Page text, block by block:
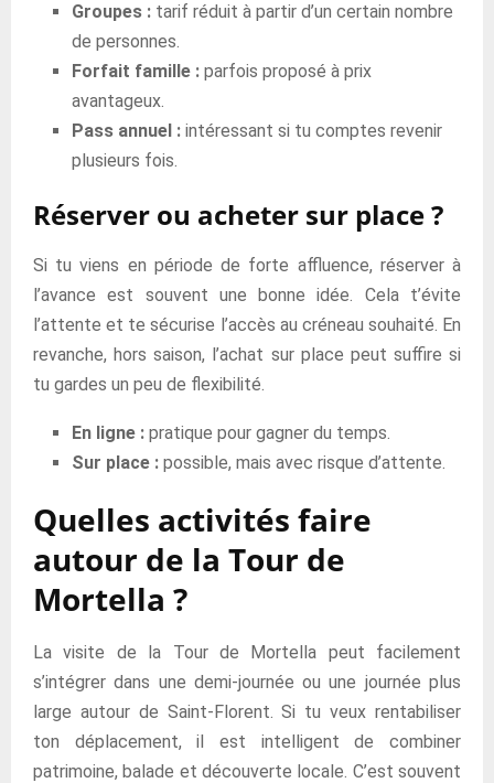
Groupes : tarif réduit à partir d’un certain nombre
de personnes.
Forfait famille : parfois proposé à prix
avantageux.
Pass annuel : intéressant si tu comptes revenir
plusieurs fois.
Réserver ou acheter sur place ?
Si tu viens en période de forte affluence, réserver à
l’avance est souvent une bonne idée. Cela t’évite
l’attente et te sécurise l’accès au créneau souhaité. En
revanche, hors saison, l’achat sur place peut suffire si
tu gardes un peu de flexibilité.
En ligne : pratique pour gagner du temps.
Sur place : possible, mais avec risque d’attente.
Quelles activités faire
autour de la Tour de
Mortella ?
La visite de la Tour de Mortella peut facilement
s’intégrer dans une demi-journée ou une journée plus
large autour de Saint-Florent. Si tu veux rentabiliser
ton déplacement, il est intelligent de combiner
patrimoine, balade et découverte locale. C’est souvent